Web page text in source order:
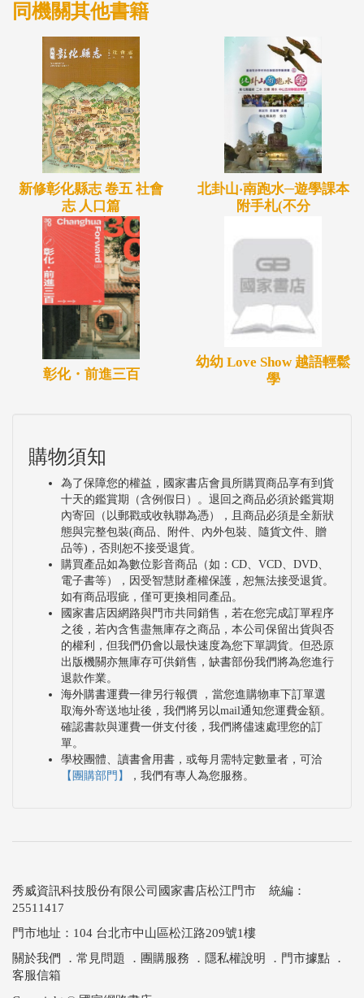
同機關其他書籍
新修彰化縣志 卷五 社會
志 人口篇
北卦山‧南跑水─遊學課本
附手札(不分
彰化・前進三百
幼幼 Love Show 越語輕鬆
學
購物須知
為了保障您的權益，國家書店會員所購買商品享有到貨
十天的鑑賞期（含例假日）。退回之商品必須於鑑賞期
內寄回（以郵戳或收執聯為憑），且商品必須是全新狀
態與完整包裝(商品、附件、內外包裝、隨貨文件、贈
品等)，否則恕不接受退貨。
購買產品如為數位影音商品（如：CD、VCD、DVD、
電子書等），因受智慧財產權保護，恕無法接受退貨。
如有商品瑕疵，僅可更換相同產品。
國家書店因網路與門市共同銷售，若在您完成訂單程序
之後，若內含售盡無庫存之商品，本公司保留出貨與否
的權利，但我們仍會以最快速度為您下單調貨。但恐原
出版機關亦無庫存可供銷售，缺書部份我們將為您進行
退款作業。
海外購書運費一律另行報價 ，當您進購物車下訂單選
取海外寄送地址後，我們將另以mail通知您運費金額。
確認書款與運費一併支付後，我們將儘速處理您的訂
單。
學校團體、讀書會用書，或每月需特定數量者，可洽
【團購部門】
，我們有專人為您服務。
秀威資訊科技股份有限公司國家書店松江門市 統編：
25511417
門市地址：104 台北市中山區松江路209號1樓
關於我們
． 常見問題 ． 團購服務 ． 隱私權說明 ． 門市據點 ．
客服信箱